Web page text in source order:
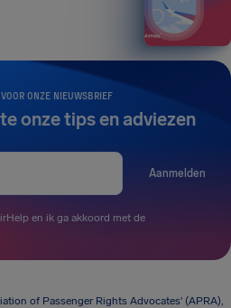
ONZE NIEUWSBRIEF
onze tips en adviezen
Aanmelden
en ik ga akkoord met de
of Passenger Rights Advocates' (APRA),